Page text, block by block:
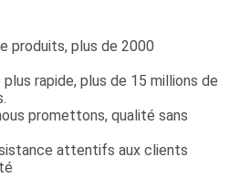
produits, plus de 2000
rapide, plus de 15 millions de
promettons, qualité sans
attentifs aux clients